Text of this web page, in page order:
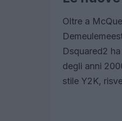
Oltre a
Dsquared2
degli anni
stile Y2K,